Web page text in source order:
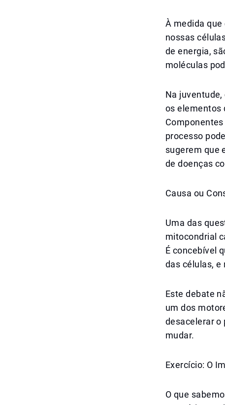
À medida
nossas
de energia,
moléculas
Na
os elementos
processo
sugerem que
de doenças
Causa ou
Uma das
mitocondrial
É concebível
das células, e
Este debate
um dos
desacelerar o
mudar.
Exercício: O
O que